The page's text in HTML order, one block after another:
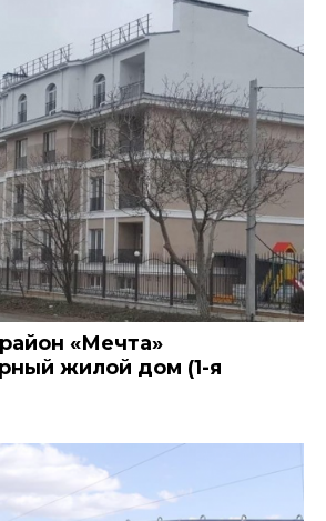
«Мечта»
жилой дом (1-я